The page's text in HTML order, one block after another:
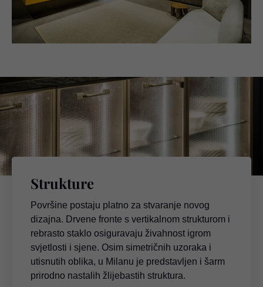
Strukture
Površine postaju platno za stvaranje novog
dizajna. Drvene fronte s vertikalnom strukturom i
rebrasto staklo osiguravaju živahnost igrom
svjetlosti i sjene. Osim simetričnih uzoraka i
utisnutih oblika, u Milanu je predstavljen i šarm
prirodno nastalih žlijebastih struktura.